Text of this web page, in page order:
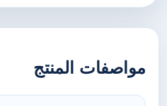
مواصفات المنتج